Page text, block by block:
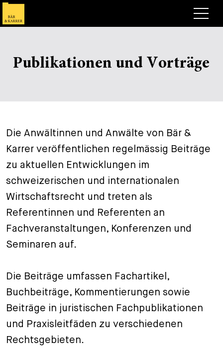
Expertise
Corporate News
Briefing
Publikation
Vortrag
Guide
+
Über Bär & Karrer
Karriere
Arbeiten bei uns
Übersicht
Substituten
Administration
Assistenzen
Stellen
Bewerbungsprozess
Spontanbewerbung
Ihre Karriere
+
Kontakt
Suche
Publikationen und Vorträge
Die Anwältinnen und Anwälte von Bär &
Karrer veröffentlichen regelmässig Beiträge
zu aktuellen Entwicklungen im
schweizerischen und internationalen
Wirtschaftsrecht und treten als
Referentinnen und Referenten an
Fachveranstaltungen, Konferenzen und
Seminaren auf.
Die Beiträge umfassen Fachartikel,
Buchbeiträge, Kommentierungen sowie
Beiträge in juristischen Fachpublikationen
und Praxisleitfäden zu verschiedenen
Rechtsgebieten.